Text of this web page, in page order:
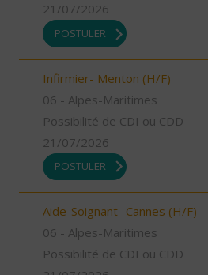
21/07/2026
POSTULER
Infirmier- Menton (H/F)
06 - Alpes-Maritimes
Possibilité de CDI ou CDD
21/07/2026
POSTULER
Aide-Soignant- Cannes (H/F)
06 - Alpes-Maritimes
Possibilité de CDI ou CDD